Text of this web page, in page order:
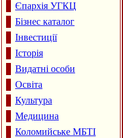
Єпархія УГКЦ
Бізнес каталог
Інвестиції
Історія
Видатні особи
Освіта
Культура
Медицина
Коломийське МБТІ